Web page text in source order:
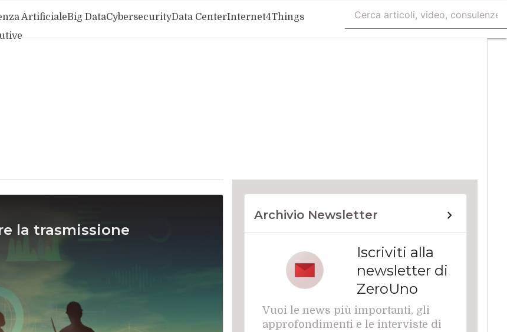
ArtificialeBig DataCybersecurityData CenterInternet4Things
la trasmissione
Archivio Newsletter
Iscriviti alla
newsletter di
ZeroUno
Vuoi le news più importanti, gli
approfondimenti e le interviste di